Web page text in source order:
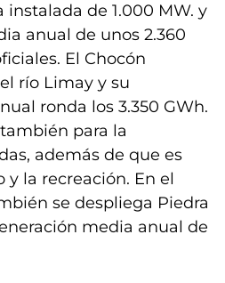
de 1.000 MW. y
anual de unos 2.360
El Chocón
río Limay y su
ronda los 3.350 GWh.
para la
además de que es
la recreación. En el
se despliega Piedra
media anual de